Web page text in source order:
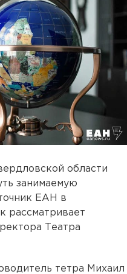
области
занимаемую
ЕАН в
рассматривает
Театра
тетра Михаил